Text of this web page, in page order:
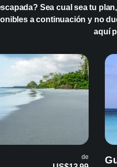
Sea cual sea tu
a continuación y no
aquí
de